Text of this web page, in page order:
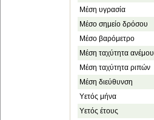
Μέση υγρασία
Μέσο σημείο δρόσου
Μέσο βαρόμετρο
Μέση ταχύτητα ανέμου
Μέση ταχύτητα ριπών
Μέση διεύθυνση
Υετός μήνα
Υετός έτους